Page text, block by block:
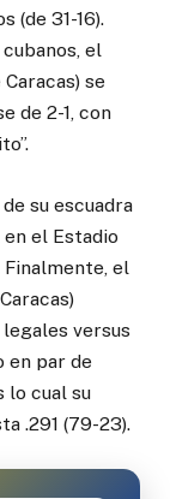
(de 31-16).
el
se
de 2-1, con
su escuadra
en el Estadio
el
versus
en par de
lo cual su
.291 (79-23).